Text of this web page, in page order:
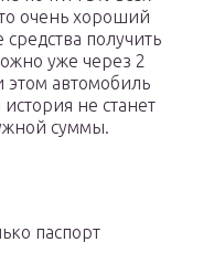
очень хороший
получить
уже через 2
этом автомобиль
не станет
суммы.
паспорт